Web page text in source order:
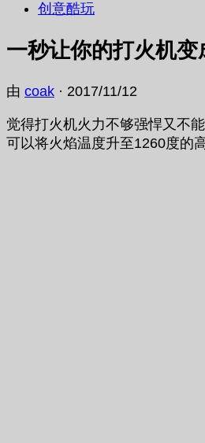
创意酷玩
一秒让你的打火机变
由 coak · 2017/11/12
觉得打火机火力不够强悍又不
可以将火焰温度升至1260度的